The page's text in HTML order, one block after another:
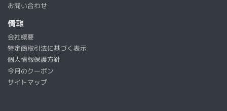
お問い合わせ
情報
会社概要
特定商取引法に基づく表示
個人情報保護方針
今月のクーポン
サイトマップ